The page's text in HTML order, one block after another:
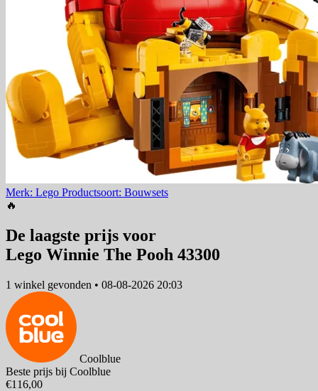
Merk: Lego Productsoort: Bouwsets
🔥
De laagste prijs voor
Lego Winnie The Pooh 43300
1 winkel gevonden • 08-08-2026 20:03
Coolblue
Beste prijs bij Coolblue
€116,00